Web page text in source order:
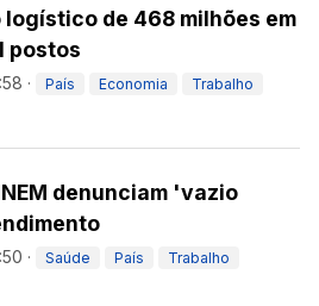
de 468 milhões em
postos
· País Economia Trabalho
denunciam 'vazio
· Saúde País Trabalho